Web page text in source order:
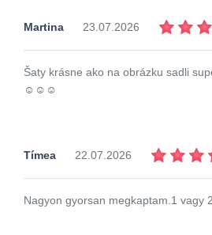
Martina 23.07.2026
Šaty krásne ako na obrázku sadli
☺️☺️☺️
Tímea 22.07.2026
Nagyon gyorsan megkaptam.1 vagy